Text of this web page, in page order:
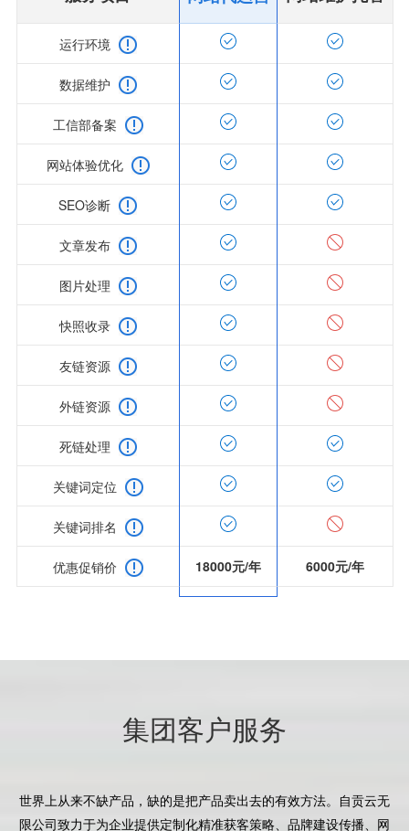
运行环境
数据维护
工信部备案
网站体验优化
SEO诊断
文章发布
图片处理
快照收录
友链资源
外链资源
死链处理
关键词定位
关键词排名
优惠促销价 18000元/年 6000元/年
集团客户服务
世界上从来不缺产品，缺的是把产品卖出去的有效方法。自贡云无
限公司致力于为企业提供定制化精准获客策略、品牌建设传播、网